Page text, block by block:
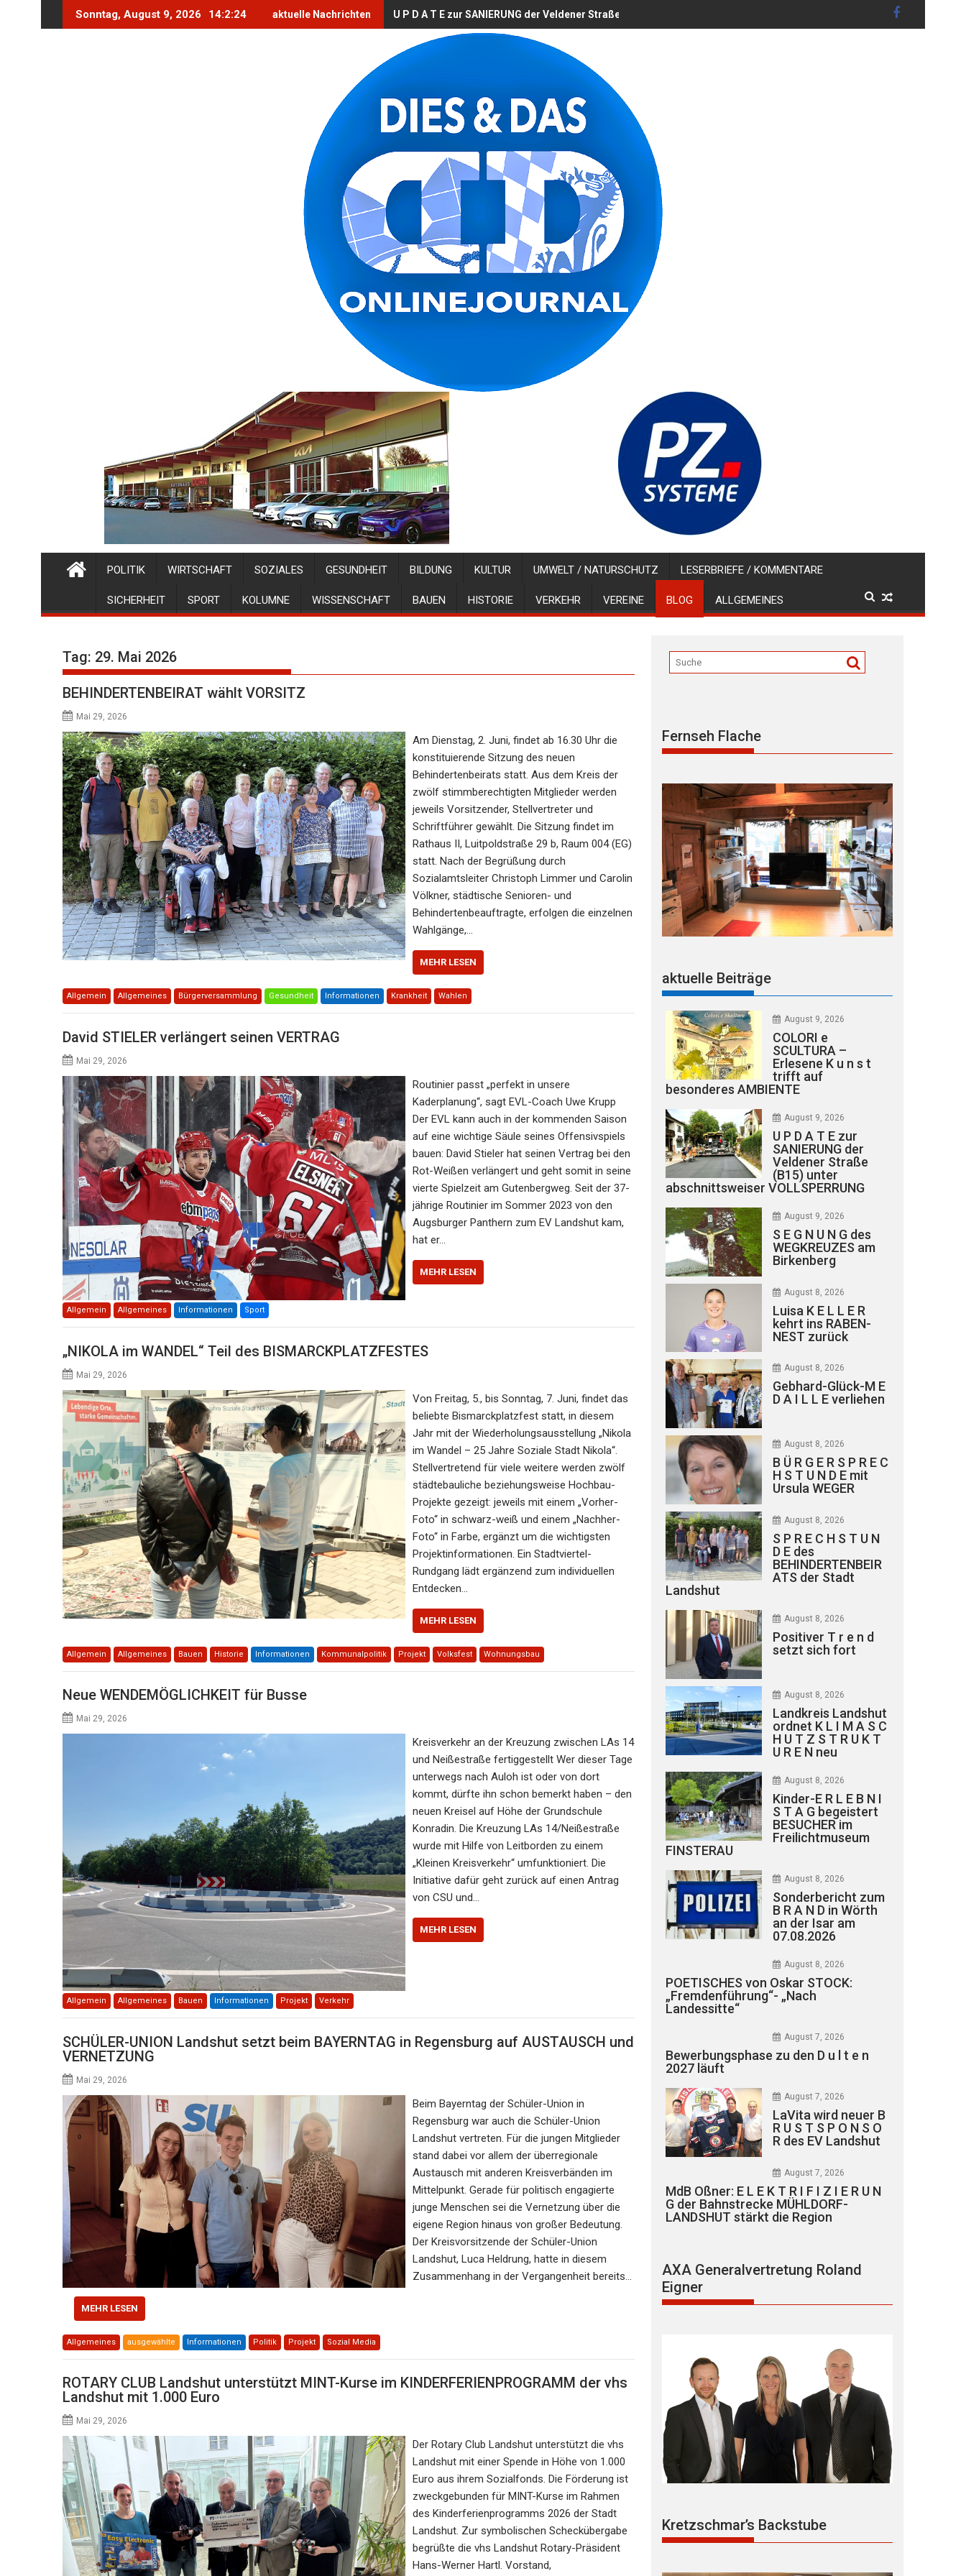
Sonntag, August 9, 2026 14:2:26 aktuelle Nachrichten U P D A T E zur SANIERUNG der Veldener Straße (B15) unter abschnittsweiser VOLLSPERRUNG
POLITIK WIRTSCHAFT SOZIALES GESUNDHEIT BILDUNG KULTUR UMWELT / NATURSCHUTZ LESERBRIEFE / KOMMENTARE
SICHERHEIT SPORT KOLUMNE WISSENSCHAFT BAUEN HISTORIE VERKEHR VEREINE BLOG ALLGEMEINES
Tag: 29. Mai 2026
BEHINDERTENBEIRAT wählt VORSITZ
Mai 29, 2026
Am Dienstag, 2. Juni, findet ab 16.30 Uhr die
konstituierende Sitzung des neuen
Behindertenbeirats statt. Aus dem Kreis der
zwölf stimmberechtigten Mitglieder werden
jeweils Vorsitzender, Stellvertreter und
Schriftführer gewählt. Die Sitzung findet im
Rathaus II, Luitpoldstraße 29 b, Raum 004 (EG)
statt. Nach der Begrüßung durch
Sozialamtsleiter Christoph Limmer und Carolin
Völkner, städtische Senioren- und
Behindertenbeauftragte, erfolgen die einzelnen
Wahlgänge,…
MEHR LESEN
Allgemein Allgemeines Bürgerversammlung Gesundheit Informationen Krankheit Wahlen
David STIELER verlängert seinen VERTRAG
Mai 29, 2026
Routinier passt „perfekt in unsere
Kaderplanung“, sagt EVL-Coach Uwe Krupp
Der EVL kann auch in der kommenden Saison
auf eine wichtige Säule seines Offensivspiels
bauen: David Stieler hat seinen Vertrag bei den
Rot-Weißen verlängert und geht somit in seine
vierte Spielzeit am Gutenbergweg. Seit der 37-
jährige Routinier im Sommer 2023 von den
Augsburger Panthern zum EV Landshut kam,
hat er…
MEHR LESEN
Allgemein Allgemeines Informationen Sport
„NIKOLA im WANDEL“ Teil des BISMARCKPLATZFESTES
Mai 29, 2026
Von Freitag, 5., bis Sonntag, 7. Juni, findet das
beliebte Bismarckplatzfest statt, in diesem
Jahr mit der Wiederholungsausstellung „Nikola
im Wandel – 25 Jahre Soziale Stadt Nikola“.
Stellvertretend für viele weitere werden zwölf
städtebauliche beziehungsweise Hochbau-
Projekte gezeigt: jeweils mit einem „Vorher-
Foto“ in schwarz-weiß und einem „Nachher-
Foto“ in Farbe, ergänzt um die wichtigsten
Projektinformationen. Ein Stadtviertel-
Rundgang lädt ergänzend zum individuellen
Entdecken…
MEHR LESEN
Allgemein Allgemeines Bauen Historie Informationen Kommunalpolitik Projekt Volksfest Wohnungsbau
Neue WENDEMÖGLICHKEIT für Busse
Mai 29, 2026
Kreisverkehr an der Kreuzung zwischen LAs 14
und Neißestraße fertiggestellt Wer dieser Tage
unterwegs nach Auloh ist oder von dort
kommt, dürfte ihn schon bemerkt haben – den
neuen Kreisel auf Höhe der Grundschule
Konradin. Die Kreuzung LAs 14/Neißestraße
wurde mit Hilfe von Leitborden zu einem
„Kleinen Kreisverkehr“ umfunktioniert. Die
Initiative dafür geht zurück auf einen Antrag
von CSU und…
MEHR LESEN
Allgemein Allgemeines Bauen Informationen Projekt Verkehr
SCHÜLER-UNION Landshut setzt beim BAYERNTAG in Regensburg auf AUSTAUSCH und
VERNETZUNG
Mai 29, 2026
Beim Bayerntag der Schüler-Union in
Regensburg war auch die Schüler-Union
Landshut vertreten. Für die jungen Mitglieder
stand dabei vor allem der überregionale
Austausch mit anderen Kreisverbänden im
Mittelpunkt. Gerade für politisch engagierte
junge Menschen sei die Vernetzung über die
eigene Region hinaus von großer Bedeutung.
Der Kreisvorsitzende der Schüler-Union
Landshut, Luca Heldrung, hatte in diesem
Zusammenhang in der Vergangenheit bereits…
MEHR LESEN
Allgemeines ausgewählte Informationen Politik Projekt Sozial Media
ROTARY CLUB Landshut unterstützt MINT-Kurse im KINDERFERIENPROGRAMM der vhs
Landshut mit 1.000 Euro
Mai 29, 2026
Der Rotary Club Landshut unterstützt die vhs
Landshut mit einer Spende in Höhe von 1.000
Euro aus ihrem Sozialfonds. Die Förderung ist
zweckgebunden für MINT-Kurse im Rahmen
des Kinderferienprogramms 2026 der Stadt
Landshut. Zur symbolischen Scheckübergabe
begrüßte die vhs Landshut Rotary-Präsident
Hans-Werner Hartl. Vorstand,
Fernseh Flache
aktuelle Beiträge
August 9, 2026
COLORI e
SCULTURA –
Erlesene K u n s t
trifft auf
besonderes AMBIENTE
August 9, 2026
U P D A T E zur
SANIERUNG der
Veldener Straße
(B15) unter
abschnittsweiser VOLLSPERRUNG
August 9, 2026
S E G N U N G des
WEGKREUZES am
Birkenberg
August 8, 2026
Luisa K E L L E R
kehrt ins RABEN-
NEST zurück
August 8, 2026
Gebhard-Glück-M E
D A I L L E verliehen
August 8, 2026
B Ü R G E R S P R E C
H S T U N D E mit
Ursula WEGER
August 8, 2026
S P R E C H S T U N
D E des
BEHINDERTENBEIR
ATS der Stadt
Landshut
August 8, 2026
Positiver T r e n d
setzt sich fort
August 8, 2026
Landkreis Landshut
ordnet K L I M A S C
H U T Z S T R U K T
U R E N neu
August 8, 2026
Kinder-E R L E B N I
S T A G begeistert
BESUCHER im
Freilichtmuseum
FINSTERAU
August 8, 2026
Sonderbericht zum
B R A N D in Wörth
an der Isar am
07.08.2026
August 8, 2026
POETISCHES von Oskar STOCK:
„Fremdenführung“- „Nach
Landessitte“
August 7, 2026
Bewerbungsphase zu den D u l t e n
2027 läuft
August 7, 2026
LaVita wird neuer B
R U S T S P O N S O
R des EV Landshut
August 7, 2026
MdB Oßner: E L E K T R I F I Z I E R U N
G der Bahnstrecke MÜHLDORF-
LANDSHUT stärkt die Region
AXA Generalvertretung Roland
Eigner
Kretzschmar’s Backstube